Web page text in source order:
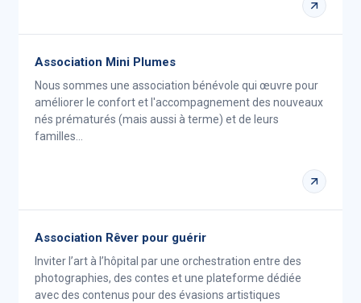
Association Mini Plumes
Nous sommes une association bénévole qui œuvre pour
améliorer le confort et l'accompagnement des nouveaux
nés prématurés (mais aussi à terme) et de leurs
familles…
Association Rêver pour guérir
Inviter l’art à l’hôpital par une orchestration entre des
photographies, des contes et une plateforme dédiée
avec des contenus pour des évasions artistiques